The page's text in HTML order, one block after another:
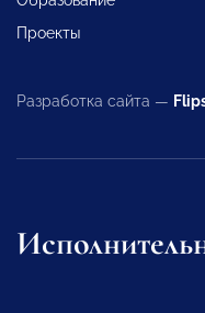
Проекты
Разработка сайта —